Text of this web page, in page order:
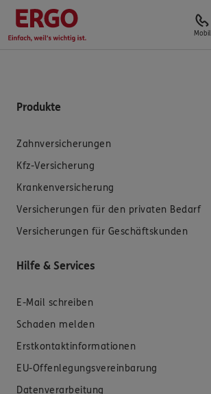
Mobil
Produkte
Zahnversicherungen
Kfz-Versicherung
Krankenversicherung
Versicherungen für den privaten Bedarf
Versicherungen für Geschäftskunden
Hilfe & Services
E-Mail schreiben
Schaden melden
Erstkontaktinformationen
EU-Offenlegungsvereinbarung
Datenverarbeitung